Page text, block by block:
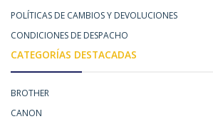
POLÍTICAS DE CAMBIOS Y DEVOLUCIONES
CONDICIONES DE DESPACHO
CATEGORÍAS DESTACADAS
BROTHER
CANON